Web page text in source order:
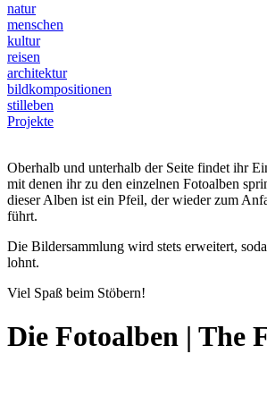
natur
menschen
kultur
reisen
architektur
bildkompositionen
stilleben
Projekte
Oberhalb und unterhalb der Seite findet ihr
mit denen ihr zu den einzelnen Fotoalben
dieser Alben ist ein Pfeil, der wieder zum
führt.
Die Bildersammlung wird stets erweitert,
lohnt.
Viel Spaß beim Stöbern!
Die Fotoalben | The